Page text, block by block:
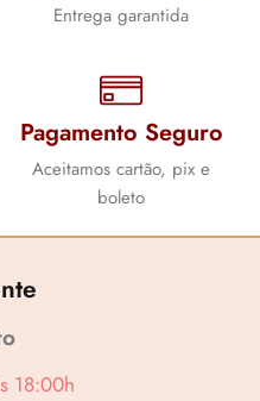
Entrega garantida
Pagamento Seguro
Aceitamos cartão, pix e
boleto
18:00h